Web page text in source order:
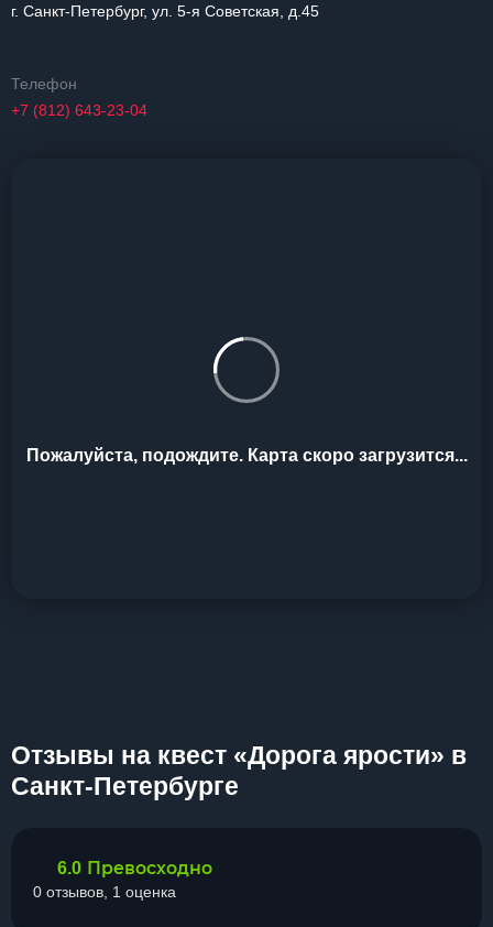
г. Санкт-Петербург, ул. 5-я Советская, д.45
Телефон
+7 (812) 643-23-04
Пожалуйста, подождите. Карта скоро загрузится...
Отзывы на квест «Дорога ярости» в
Санкт-Петербурге
6.0 Превосходно
0 отзывов, 1 оценка